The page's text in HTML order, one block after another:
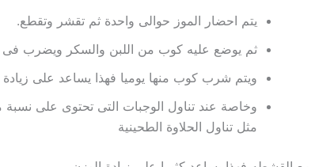
يتم احضار الموز حوالى واحدة ثم تقشر وتقطع.
ثم يوضع عليه كوب من اللبن والسكر ويضرب فى
ويتم شرب كوب منها يوميا فهذا يساعد على
وخاصة عند تناول الوجبات التى تحتوى على نسبة
مثل تناول الحلاوة الطحينية